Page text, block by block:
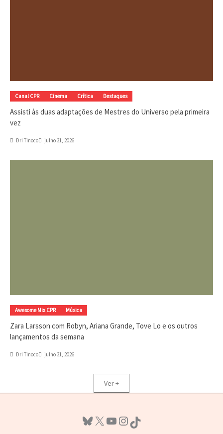
Canal CPR Cinema Crítica Destaques
Assisti às duas adaptações de Mestres do Universo pela primeira
vez
Dri Tinoco julho 31, 2026
Awesome Mix CPR Música
Zara Larsson com Robyn, Ariana Grande, Tove Lo e os outros
lançamentos da semana
Dri Tinoco julho 31, 2026
Ver +
Bluesky X Youtube InstagramTikTok